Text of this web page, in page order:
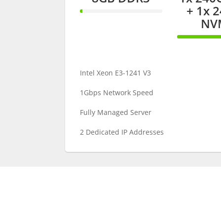
3%
+ 1x
100%
Intel Xeon E3-1241 V3
1Gbps Network Speed
Fully Managed Server
2 Dedicated IP Addresses